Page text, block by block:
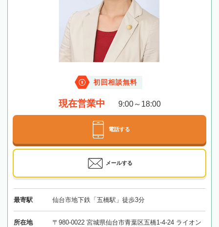
初回相談無料
現在営業中 9:00～18:00
電話する
メールする
最寄駅 仙台市地下鉄「五橋駅」徒歩3分
所在地
〒980-0022 宮城県仙台市青葉区五橋1-4-24 ライオン